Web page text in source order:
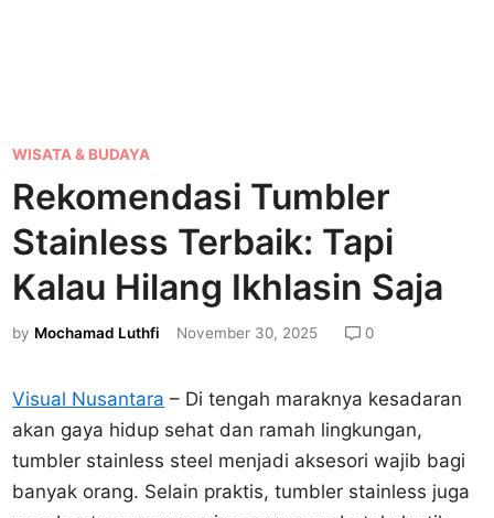
P
o
s
t
e
d
i
WISATA & BUDAYA
Rekomendasi Tumbler
Stainless Terbaik: Tapi
Kalau Hilang Ikhlasin Saja
by Mochamad Luthfi November 30, 2025 0
Visual Nusantara – Di tengah maraknya kesadaran
akan gaya hidup sehat dan ramah lingkungan,
tumbler stainless steel menjadi aksesori wajib bagi
banyak orang. Selain praktis, tumbler stainless juga